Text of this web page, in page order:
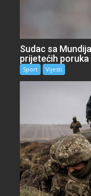
Sudac sa
prijetećih poruka
Sport Vijesti